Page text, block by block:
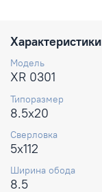
Характеристики
Модель
XR 0301
Типоразмер
8.5x20
Сверловка
5x112
Ширина обода
8.5